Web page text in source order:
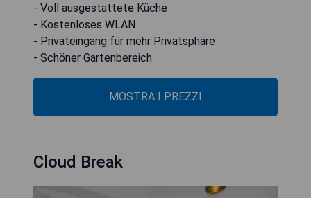
- Voll ausgestattete Küche
- Kostenloses WLAN
- Privateingang für mehr Privatsphäre
- Schöner Gartenbereich
MOSTRA I PREZZI
Cloud Break